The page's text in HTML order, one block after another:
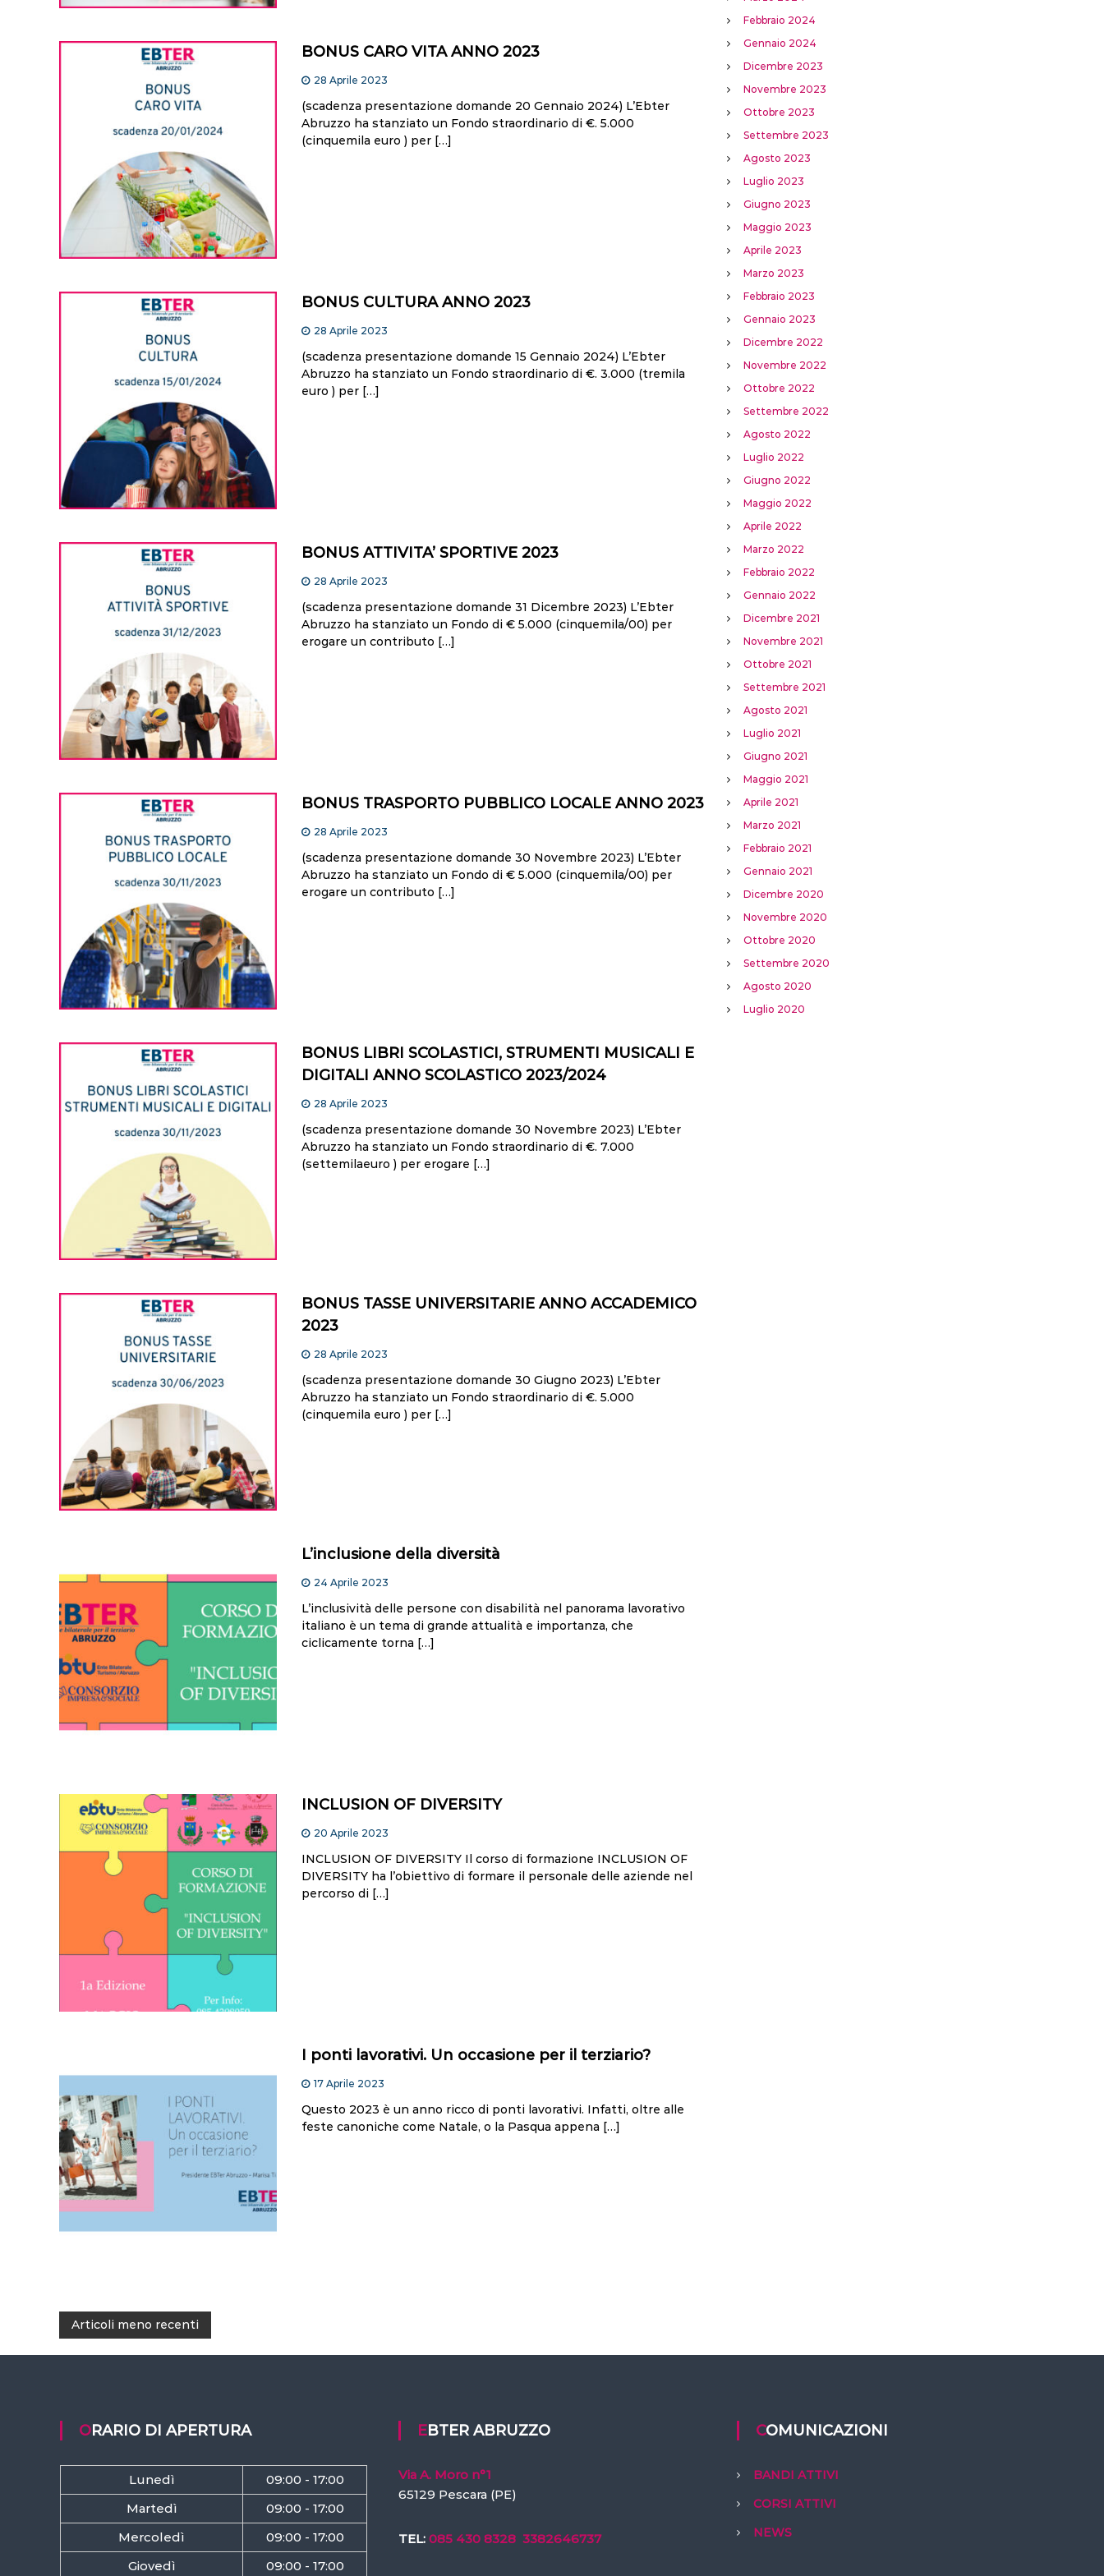
BONUS CARO VITA ANNO 2023
28 Aprile 2023
(scadenza presentazione domande 20 Gennaio 2024) L’Ebter
Abruzzo ha stanziato un Fondo straordinario di €. 5.000
(cinquemila euro ) per […]
BONUS CULTURA ANNO 2023
28 Aprile 2023
(scadenza presentazione domande 15 Gennaio 2024) L’Ebter
Abruzzo ha stanziato un Fondo straordinario di €. 3.000 (tremila
euro ) per […]
BONUS ATTIVITA’ SPORTIVE 2023
28 Aprile 2023
(scadenza presentazione domande 31 Dicembre 2023) L’Ebter
Abruzzo ha stanziato un Fondo di € 5.000 (cinquemila/00) per
erogare un contributo […]
BONUS TRASPORTO PUBBLICO LOCALE ANNO 2023
28 Aprile 2023
(scadenza presentazione domande 30 Novembre 2023) L’Ebter
Abruzzo ha stanziato un Fondo di € 5.000 (cinquemila/00) per
erogare un contributo […]
BONUS LIBRI SCOLASTICI, STRUMENTI MUSICALI E
DIGITALI ANNO SCOLASTICO 2023/2024
28 Aprile 2023
(scadenza presentazione domande 30 Novembre 2023) L’Ebter
Abruzzo ha stanziato un Fondo straordinario di €. 7.000
(settemilaeuro ) per erogare […]
BONUS TASSE UNIVERSITARIE ANNO ACCADEMICO
2023
28 Aprile 2023
(scadenza presentazione domande 30 Giugno 2023) L’Ebter
Abruzzo ha stanziato un Fondo straordinario di €. 5.000
(cinquemila euro ) per […]
L’inclusione della diversità
24 Aprile 2023
L’inclusività delle persone con disabilità nel panorama lavorativo
italiano è un tema di grande attualità e importanza, che
ciclicamente torna […]
INCLUSION OF DIVERSITY
20 Aprile 2023
INCLUSION OF DIVERSITY Il corso di formazione INCLUSION OF
DIVERSITY ha l’obiettivo di formare il personale delle aziende nel
percorso di […]
I ponti lavorativi. Un occasione per il terziario?
17 Aprile 2023
Questo 2023 è un anno ricco di ponti lavorativi. Infatti, oltre alle
feste canoniche come Natale, o la Pasqua appena […]
N
i
z
Articoli meno recenti
Febbraio 2024
Gennaio 2024
Dicembre 2023
Novembre 2023
Ottobre 2023
Settembre 2023
Agosto 2023
Luglio 2023
Giugno 2023
Maggio 2023
Aprile 2023
Marzo 2023
Febbraio 2023
Gennaio 2023
Dicembre 2022
Novembre 2022
Ottobre 2022
Settembre 2022
Agosto 2022
Luglio 2022
Giugno 2022
Maggio 2022
Aprile 2022
Marzo 2022
Febbraio 2022
Gennaio 2022
Dicembre 2021
Novembre 2021
Ottobre 2021
Settembre 2021
Agosto 2021
Luglio 2021
Giugno 2021
Maggio 2021
Aprile 2021
Marzo 2021
Febbraio 2021
Gennaio 2021
Dicembre 2020
Novembre 2020
Ottobre 2020
Settembre 2020
Agosto 2020
Luglio 2020
ORARIO DI APERTURA
Lunedì
09:00 - 17:00
Martedì
09:00 - 17:00
Mercoledì
09:00 - 17:00
Giovedì
09:00 - 17:00
EBTER ABRUZZO
Via A. Moro n°1
65129 Pescara (PE)
TEL: 085 430 8328 3382646737
COMUNICAZIONI
BANDI ATTIVI
CORSI ATTIVI
NEWS